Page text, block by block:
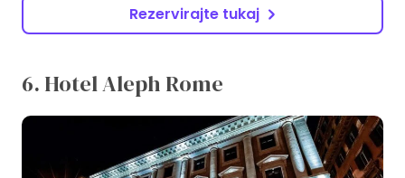
Rezervirajte tukaj
6. Hotel Aleph Rome